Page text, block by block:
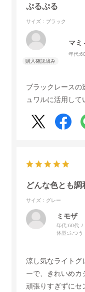
ぷるぷる
サイズ：ブラック
マミ
年代:
ブラックレースの
ュワルに活用して
どんな色とも
サイズ：グレー
ミモザ
年代:60代
体型: ふつう
涼し気なライトグ
ーで、きれいめカ
頑張りすぎずにセ